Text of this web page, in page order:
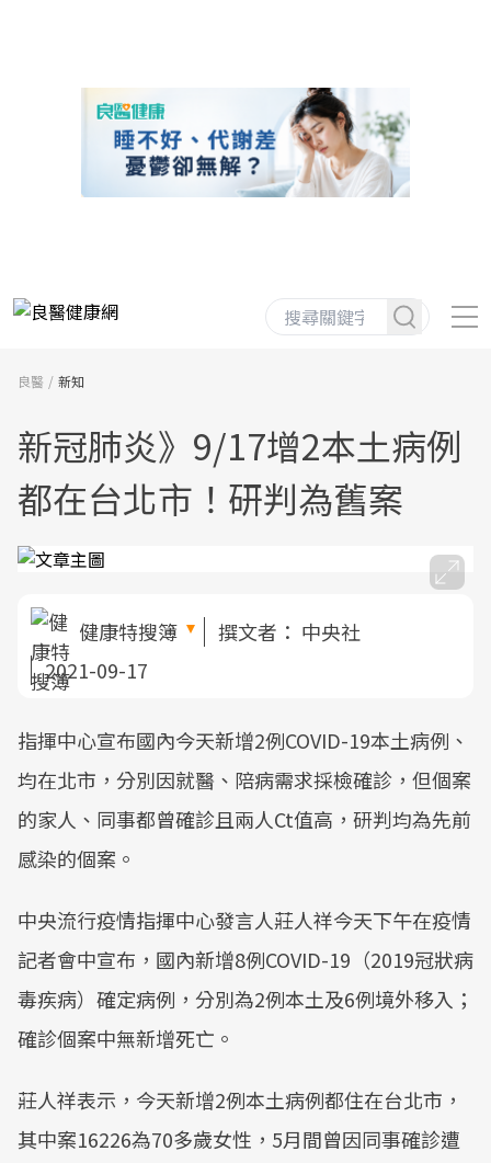
良醫 新知
新冠肺炎》9/17增2本土病例
都在台北市！研判為舊案
健康特搜簿 撰文者： 中央社
2021-09-17
指揮中心宣布國內今天新增2例COVID-19本土病例、
均在北市，分別因就醫、陪病需求採檢確診，但個案
的家人、同事都曾確診且兩人Ct值高，研判均為先前
感染的個案。
中央流行疫情指揮中心發言人莊人祥今天下午在疫情
記者會中宣布，國內新增8例COVID-19（2019冠狀病
毒疾病）確定病例，分別為2例本土及6例境外移入；
確診個案中無新增死亡。
莊人祥表示，今天新增2例本土病例都住在台北市，
其中案16226為70多歲女性，5月間曾因同事確診遭